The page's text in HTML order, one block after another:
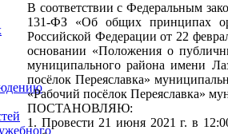
В соответствии с Федеральным
131-ФЗ «Об общих принципах
Российской Федерации от 22
основании «Положения о
муниципального района имени
посёлок Переяславка»
«Рабочий посёлок Переяславка»
ПОСТАНОВЛЯЮ:
1. Провести 21 июня 2021 г. в